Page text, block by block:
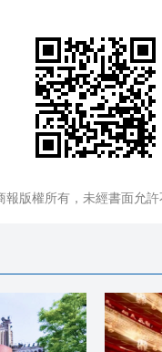
報版權所有，未經書面允許